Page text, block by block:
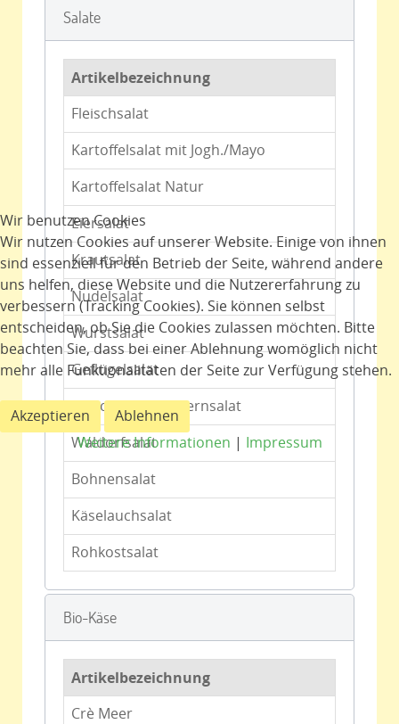
Salate
Artikelbezeichnung
Fleischsalat
Kartoffelsalat mit Jogh./Mayo
Kartoffelsalat Natur
Eiersalat
Krautsalat
Nudelsalat
Wurstsalat
Geflügelsalat
Griechischer Bauernsalat
Waldorfsalat
Bohnensalat
Käselauchsalat
Rohkostsalat
Bio-Käse
Artikelbezeichnung
Crè Meer
Wir benutzen Cookies
Wir nutzen Cookies auf unserer Website. Einige von ihnen
sind essenziell für den Betrieb der Seite, während andere
uns helfen, diese Website und die Nutzererfahrung zu
verbessern (Tracking Cookies). Sie können selbst
entscheiden, ob Sie die Cookies zulassen möchten. Bitte
beachten Sie, dass bei einer Ablehnung womöglich nicht
mehr alle Funktionalitäten der Seite zur Verfügung stehen.
Akzeptieren
Ablehnen
Weitere Informationen | Impressum